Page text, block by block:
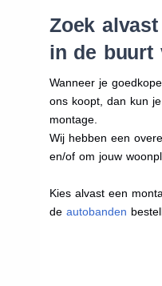
Zoek
in de buurt
Wanneer je
ons koopt, dan kun
montage.
Wij hebben een
en/of om jouw
Kies alvast een
de autobanden